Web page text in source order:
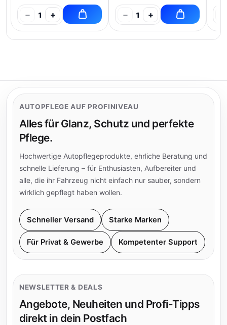
− 1 + − 1 +
AUTOPFLEGE AUF PROFINIVEAU
Alles für Glanz, Schutz und perfekte
Pflege.
Hochwertige Autopflegeprodukte, ehrliche Beratung und
schnelle Lieferung – für Enthusiasten, Aufbereiter und
alle, die ihr Fahrzeug nicht einfach nur sauber, sondern
wirklich gepflegt haben wollen.
Schneller Versand Starke Marken
Für Privat & Gewerbe Kompetenter Support
NEWSLETTER & DEALS
Angebote, Neuheiten und Profi-Tipps
direkt in dein Postfach